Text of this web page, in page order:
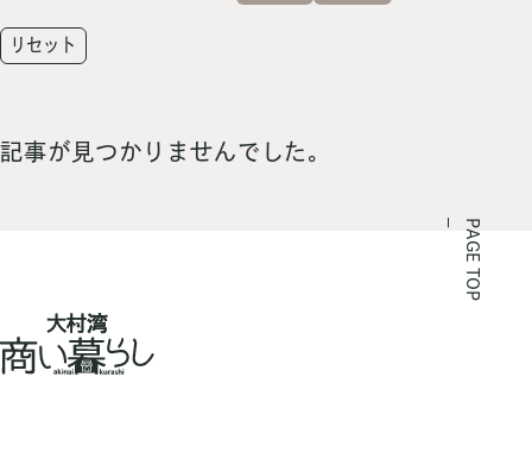
リセット
記事が見つかりませんでした。
PAGE TOP